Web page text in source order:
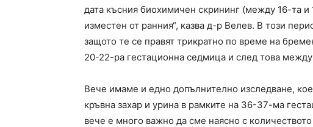
дата късния биохимичен скрининг (между 16-та
изместен от ранния“, казва д-р Велев. В този
защото те се правят трикратно по време на
20-22-ра гестационна седмица и след това
Вече имаме и едно допълнително изследване,
кръвна захар и урина в рамките на 36-37-ма
вече е много важно да сме наясно с